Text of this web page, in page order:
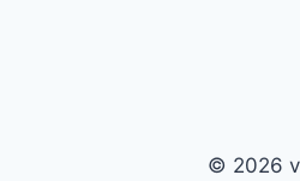
© 2026